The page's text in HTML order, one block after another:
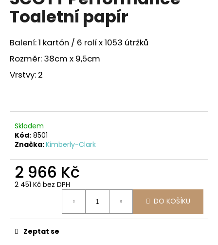
0,0
hvězdiček.
Toaletní papír
Balení: 1 kartón / 6 rolí x 1053 útržků
Rozměr: 38cm x 9,5cm
Vrstvy: 2
Skladem
Kód: 8501
Značka:Kimberly-Clark
2 966 Kč
2 451 Kč bez DPH
DO KOŠÍKU
Zeptat se
a
í
t
?
HLEDAT
D
o
p
o
č
u